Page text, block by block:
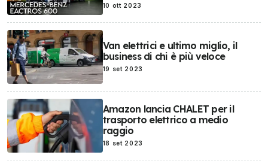
10 ott 2023
Van elettrici e ultimo miglio, il
business di chi è più veloce
19 set 2023
Amazon lancia CHALET per il
trasporto elettrico a medio
raggio
18 set 2023